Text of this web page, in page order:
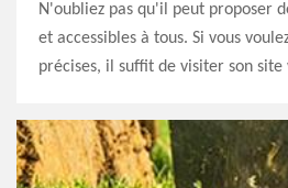
N'oubliez pas qu'il peut proposer
et accessibles à tous. Si vous
précises, il suffit de visiter son site